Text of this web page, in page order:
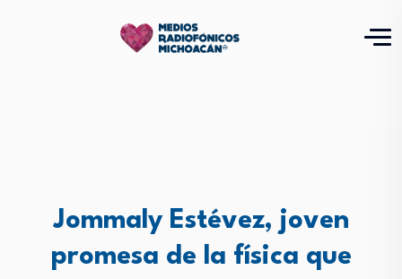
Jommaly Estévez, joven
promesa de la física que